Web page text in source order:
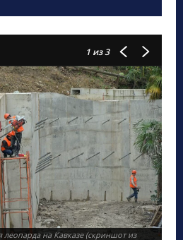
1 из 3
леопарда на Кавказе (скриншот из